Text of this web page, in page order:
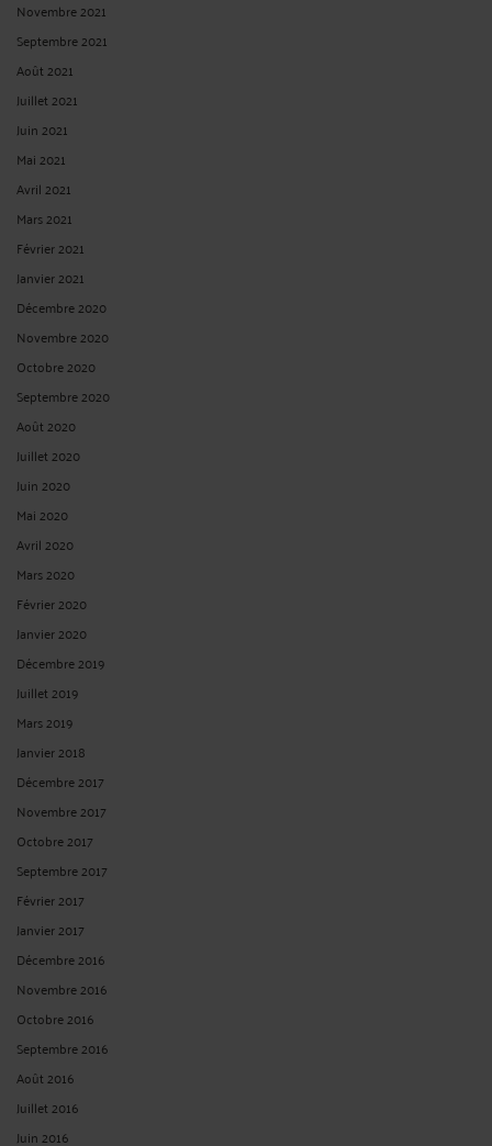
Novembre 2021
Septembre 2021
Août 2021
Juillet 2021
Juin 2021
Mai 2021
Avril 2021
Mars 2021
Février 2021
Janvier 2021
Décembre 2020
Novembre 2020
Octobre 2020
Septembre 2020
Août 2020
Juillet 2020
Juin 2020
Mai 2020
Avril 2020
Mars 2020
Février 2020
Janvier 2020
Décembre 2019
Juillet 2019
Mars 2019
Janvier 2018
Décembre 2017
Novembre 2017
Octobre 2017
Septembre 2017
Février 2017
Janvier 2017
Décembre 2016
Novembre 2016
Octobre 2016
Septembre 2016
Août 2016
Juillet 2016
Juin 2016